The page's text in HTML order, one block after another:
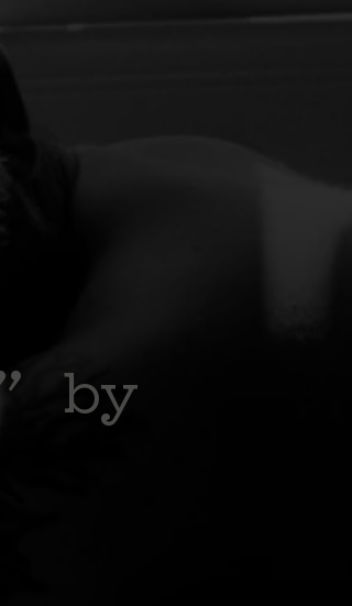
by